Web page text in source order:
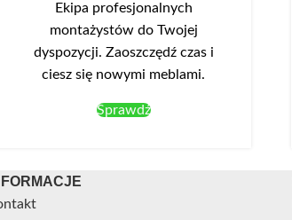
Ekipa profesjonalnych
montażystów do Twojej
dyspozycji. Zaoszczędź czas i
ciesz się nowymi meblami.
Sprawdź